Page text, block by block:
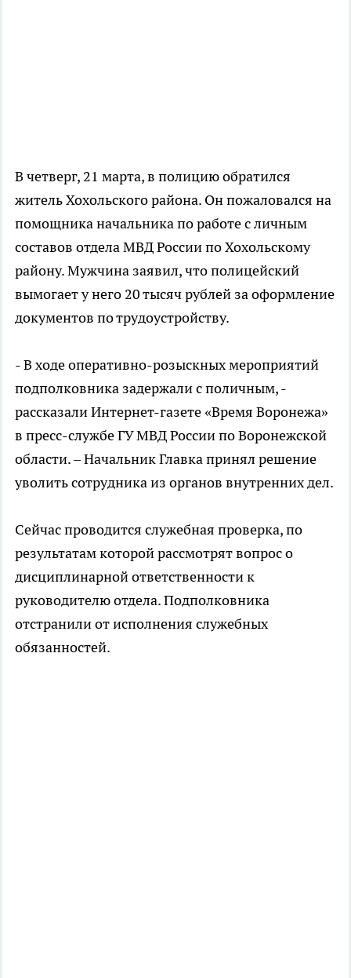
В четверг, 21 марта, в полицию обратился
житель Хохольского района. Он пожаловался на
помощника начальника по работе с личным
составов отдела МВД России по Хохольскому
району. Мужчина заявил, что полицейский
вымогает у него 20 тысяч рублей за оформление
документов по трудоустройству.
- В ходе оперативно-розыскных мероприятий
подполковника задержали с поличным, -
рассказали Интернет-газете «Время Воронежа»
в пресс-службе ГУ МВД России по Воронежской
области. – Начальник Главка принял решение
уволить сотрудника из органов внутренних дел.
Сейчас проводится служебная проверка, по
результатам которой рассмотрят вопрос о
дисциплинарной ответственности к
руководителю отдела. Подполковника
отстранили от исполнения служебных
обязанностей.